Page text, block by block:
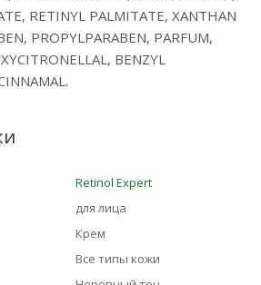
RETINYL PALMITATE, XANTHAN
PROPYLPARABEN, PARFUM,
BENZYL
Retinol Expert
для лица
Крем
Все типы кожи